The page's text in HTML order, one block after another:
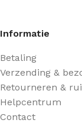
Informatie
Betaling
Verzending &
Retourneren &
Helpcentrum
Contact